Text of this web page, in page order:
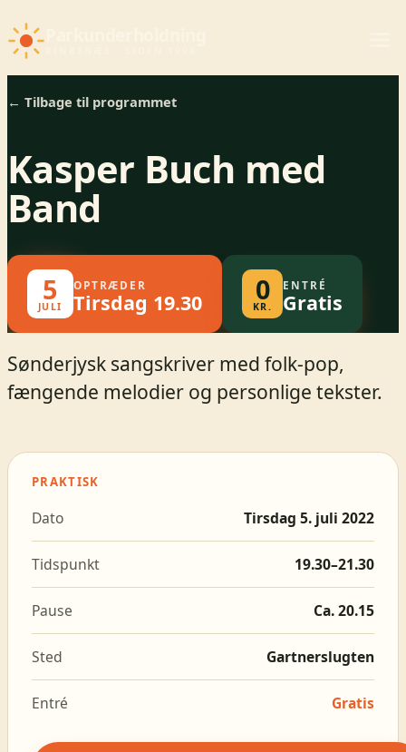
← Tilbage til programmet
Kasper Buch med
Band
5
JULI
OPTRÆDER
Tirsdag 19.30 0
KR.
ENTRÉ
Gratis
Sønderjysk sangskriver med folk-pop,
fængende melodier og personlige tekster.
PRAKTISK
Dato Tirsdag 5. juli 2022
Tidspunkt 19.30–21.30
Pause Ca. 20.15
Sted Gartnerslugten
Entré Gratis